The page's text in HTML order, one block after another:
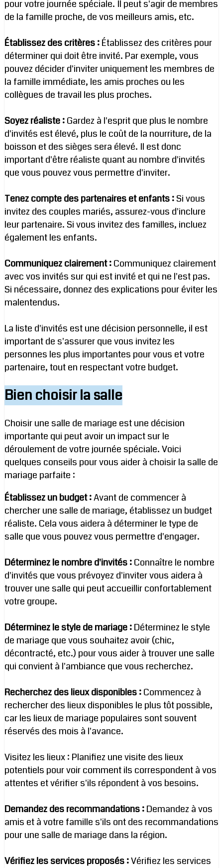
pour votre journée spéciale. Il peut s'agir de membres
de la famille proche, de vos meilleurs amis, etc.
Établissez des critères :Établissez des critères pour
déterminer qui doit être invité. Par exemple, vous
pouvez décider d'inviter uniquement les membres de
la famille immédiate, les amis proches ou les
collègues de travail les plus proches.
Soyez réaliste :Gardez à l'esprit que plus le nombre
d'invités est élevé, plus le coût de la nourriture, de la
boisson et des sièges sera élevé. Il est donc
important d'être réaliste quant au nombre d'invités
que vous pouvez vous permettre d'inviter.
Tenez compte des partenaires et enfants :Si vous
invitez des couples mariés, assurez-vous d'inclure
leur partenaire. Si vous invitez des familles, incluez
également les enfants.
Communiquez clairement :Communiquez clairement
avec vos invités sur qui est invité et qui ne l'est pas.
Si nécessaire, donnez des explications pour éviter les
malentendus.
La liste d'invités est une décision personnelle, il est
important de s'assurer que vous invitez les
personnes les plus importantes pour vous et votre
partenaire, tout en respectant votre budget.
Bien choisir la salle
Choisir une salle de mariage est une décision
importante qui peut avoir un impact sur le
déroulement de votre journée spéciale. Voici
quelques conseils pour vous aider à choisir la salle de
mariage parfaite :
Établissez un budget :Avant de commencer à
chercher une salle de mariage, établissez un budget
réaliste. Cela vous aidera à déterminer le type de
salle que vous pouvez vous permettre d'engager.
Déterminez le nombre d'invités :Connaître le nombre
d'invités que vous prévoyez d'inviter vous aidera à
trouver une salle qui peut accueillir confortablement
votre groupe.
Déterminez le style de mariage :Déterminez le style
de mariage que vous souhaitez avoir (chic,
décontracté, etc.) pour vous aider à trouver une salle
qui convient à l'ambiance que vous recherchez.
Recherchez des lieux disponibles :Commencez à
rechercher des lieux disponibles le plus tôt possible,
car les lieux de mariage populaires sont souvent
réservés des mois à l'avance.
Visitez les lieux : Planifiez une visite des lieux
potentiels pour voir comment ils correspondent à vos
attentes et vérifier s'ils répondent à vos besoins.
Demandez des recommandations :Demandez à vos
amis et à votre famille s'ils ont des recommandations
pour une salle de mariage dans la région.
Vérifiez les services proposés :Vérifiez les services